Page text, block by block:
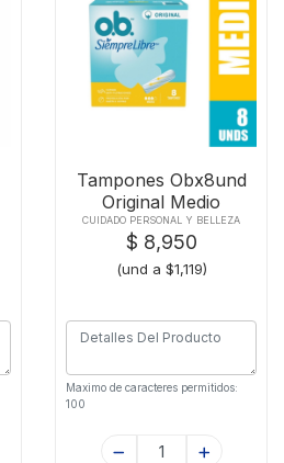
Tampones Obx8und
Original Medio
CUIDADO PERSONAL Y BELLEZA
$ 8,950
(und a $1,119)
Maximo de caracteres permitidos:
100